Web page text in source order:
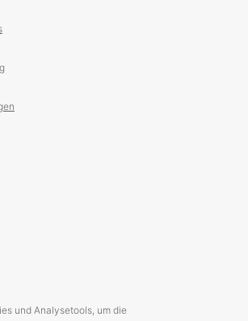
und Analysetools, um die